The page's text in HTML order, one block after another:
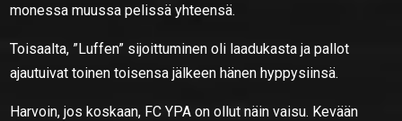
monessa muussa pelissä yhteensä.
Toisaalta, ”Luffen” sijoittuminen oli laadukasta ja pallot
ajautuivat toinen toisensa jälkeen hänen hyppysiinsä.
Harvoin, jos koskaan, FC YPA on ollut näin vaisu. Kevään